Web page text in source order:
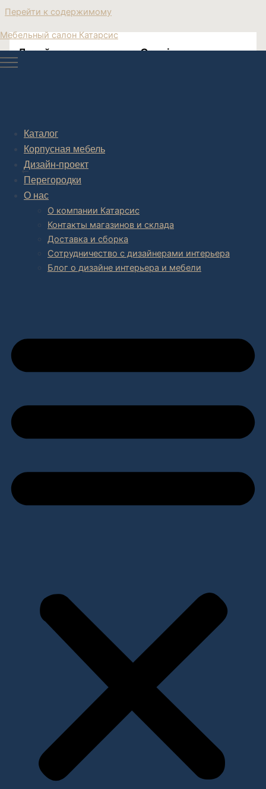
Перейти к содержимому
Мебельный салон Катарсис
Каталог
Корпусная мебель
Дизайн-проект
Перегородки
О нас
О компании Катарсис
Контакты магазинов и склада
Доставка и сборка
Сотрудничество с дизайнерами интерьера
Блог о дизайне интерьера и мебели
Дизайнерское кресло Cozzi мех ламы
Post navigation
НАЗАД